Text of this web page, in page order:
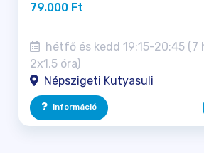
79.000 Ft
hétfő és kedd 19:15-20:45
2x1,5 óra)
Népszigeti Kutyasuli
Információ